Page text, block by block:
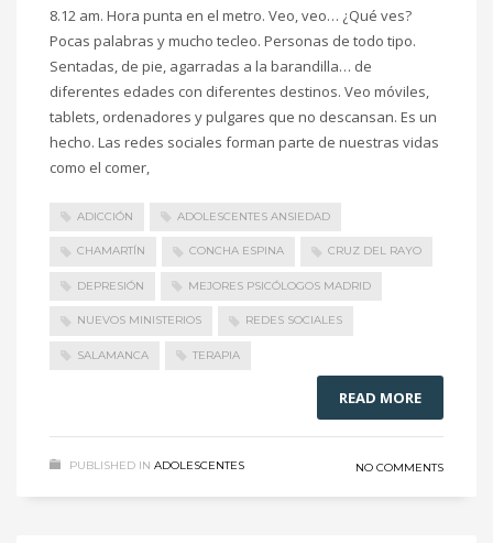
8.12 am. Hora punta en el metro. Veo, veo… ¿Qué ves?
Pocas palabras y mucho tecleo. Personas de todo tipo.
Sentadas, de pie, agarradas a la barandilla… de
diferentes edades con diferentes destinos. Veo móviles,
tablets, ordenadores y pulgares que no descansan. Es un
hecho. Las redes sociales forman parte de nuestras vidas
como el comer,
ADICCIÓN ADOLESCENTES ANSIEDAD
CHAMARTÍN CONCHA ESPINA CRUZ DEL RAYO
DEPRESIÓN MEJORES PSICÓLOGOS MADRID
NUEVOS MINISTERIOS REDES SOCIALES
SALAMANCA TERAPIA
READ MORE
PUBLISHED IN ADOLESCENTES NO COMMENTS